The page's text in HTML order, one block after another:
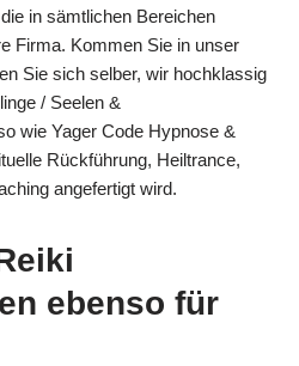
in sämtlichen Bereichen
Firma. Kommen Sie in unser
Sie sich selber, wir hochklassig
/ Seelen &
wie Yager Code Hypnose &
Rückführung, Heiltrance,
angefertigt wird.
ebenso für